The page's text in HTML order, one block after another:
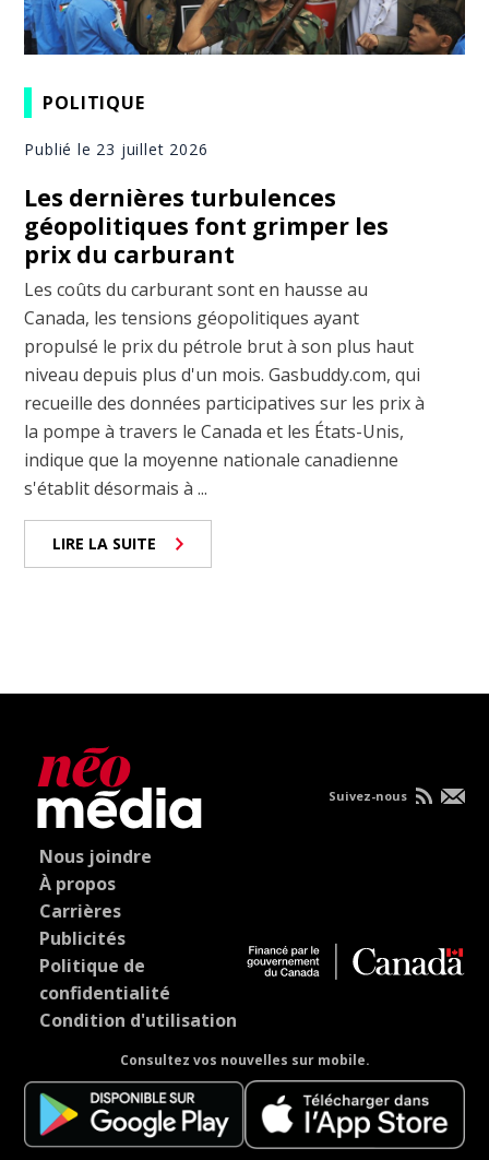
POLITIQUE
Publié le 23 juillet 2026
Les dernières turbulences
géopolitiques font grimper les
prix du carburant
Les coûts du carburant sont en hausse au
Canada, les tensions géopolitiques ayant
propulsé le prix du pétrole brut à son plus haut
niveau depuis plus d'un mois. Gasbuddy.com, qui
recueille des données participatives sur les prix à
la pompe à travers le Canada et les États-Unis,
indique que la moyenne nationale canadienne
s'établit désormais à ...
LIRE LA SUITE
Nous joindre
À propos
Carrières
Publicités
Politique de
confidentialité
Condition d'utilisation
Consultez vos nouvelles sur mobile.
Suivez-nous